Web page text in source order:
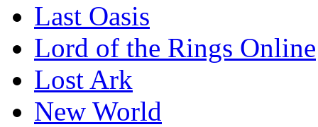
Last Oasis
Lord of the Rings Online
Lost Ark
New World